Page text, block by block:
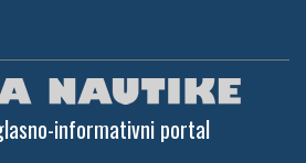
informativni portal